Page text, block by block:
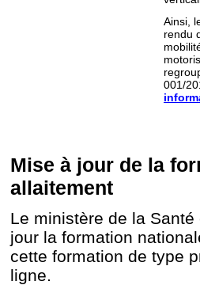
Ainsi,
rendu
001/
Mise à jour de la
allaitement
Le ministère de la
jour la formation
cette formation de type
ligne.